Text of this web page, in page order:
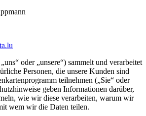
oder „unsere“) sammelt und verarbeitet
Personen, die unsere Kunden sind
teilnehmen („Sie“ oder
geben Informationen darüber,
wie wir diese verarbeiten, warum wir
wem wir die Daten teilen.